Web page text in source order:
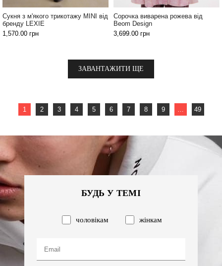
Сукня з м'якого трикотажу MINI від
бренду LEXIE
1,570.00 грн
Сорочка виварена рожева від
Beom Design
3,699.00 грн
ЗАВАНТАЖИТИ ЩЕ
1 2 3 4 5 6 7 8 9 … 49
БУДЬ У ТЕМІ
чоловікам жінкам